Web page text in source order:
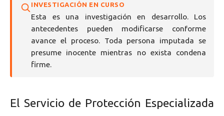
INVESTIGACIÓN EN CURSO
Esta es una investigación en desarrollo. Los
antecedentes pueden modificarse conforme
avance el proceso. Toda persona imputada se
presume inocente mientras no exista condena
firme.
El Servicio de Protección Especializada